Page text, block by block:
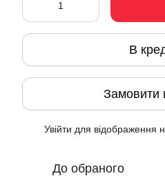
В
Замовити
Увійти для відображення
До обраного